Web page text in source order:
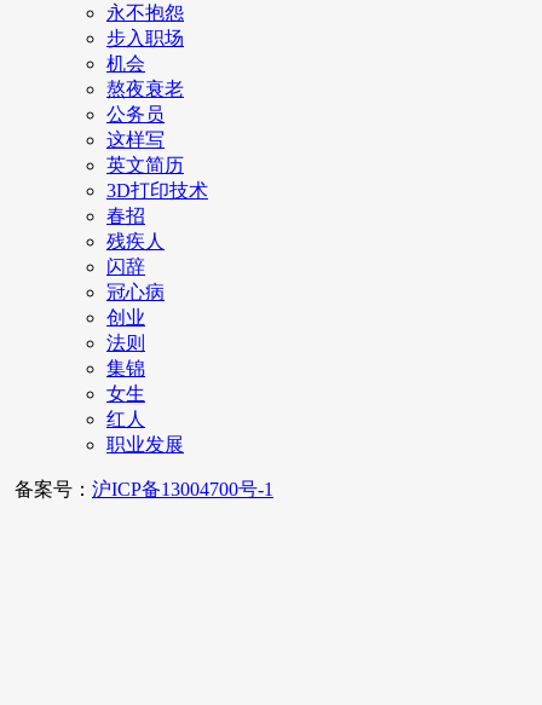
永不抱怨
步入职场
机会
熬夜衰老
公务员
这样写
英文简历
3D打印技术
春招
残疾人
闪辞
冠心病
创业
法则
集锦
女生
红人
职业发展
备案号： 沪ICP备13004700号-1